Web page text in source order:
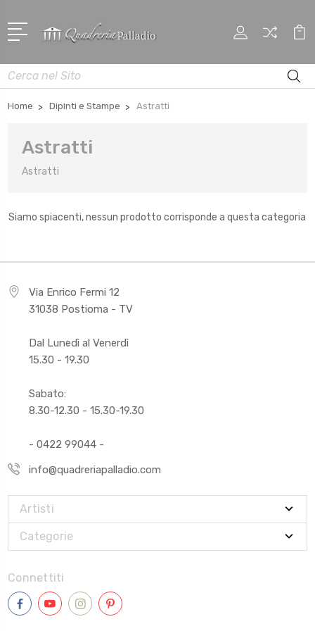
Cerca
Home Dipinti e Stampe Astratti
Astratti
Astratti
Siamo spiacenti, nessun prodotto corrisponde a questa categoria
Via Enrico Fermi 12
31038 Postioma - TV
Dal Lunedì al Venerdì
15.30 - 19.30
Sabato:
8.30-12.30 - 15.30-19.30
- 0422 99044 -
info@quadreriapalladio.com
Artisti
Categorie
Connettiti